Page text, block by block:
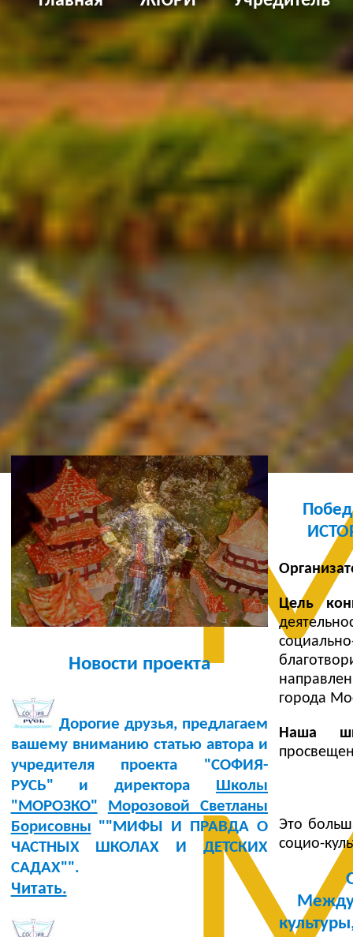
Новости проекта
Дорогие друзья, предлагаем
вашему вниманию статью автора и
учредителя проекта "СОФИЯ-
РУСЬ" и директора Школы
"МОРОЗКО"
Морозовой Светланы
Борисовны ""МИФЫ И ПРАВДА О
ЧАСТНЫХ ШКОЛАХ И ДЕТСКИХ
САДАХ"".
Читать.
Цель
города
Наша
Это
социо-